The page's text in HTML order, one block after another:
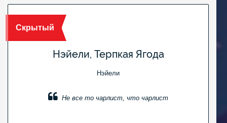
Скрытый
Нэйели, Терпкая Ягода
Нэйели
Не все то чарлист, что чарлист